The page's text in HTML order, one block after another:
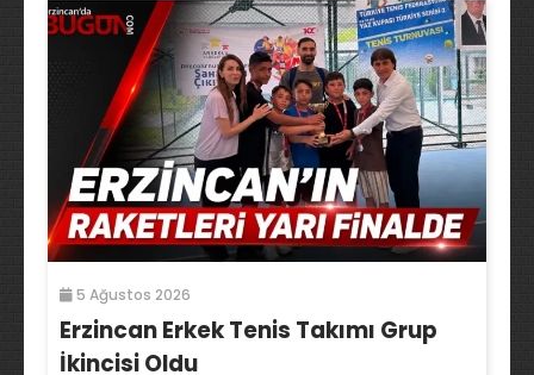
5 Ağustos 2026
Erzincan Erkek Tenis Takımı Grup
İkincisi Oldu